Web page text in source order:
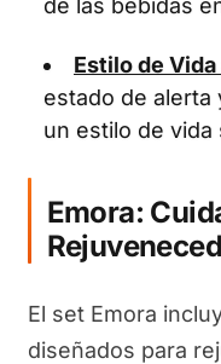
Estilo de
estado de alerta
un estilo de vida
Emora:
El set Emora
diseñados para